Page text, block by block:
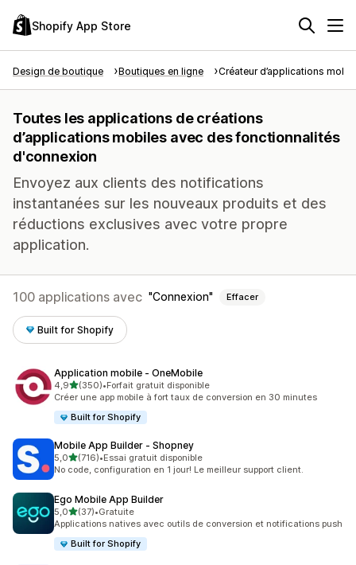
Shopify App Store
Design de boutique Boutiques en ligne Créateur d’applications
Toutes les applications de créations
d’applications mobiles avec des fonctionnalités
d'connexion
Envoyez aux clients des notifications
instantanées sur les nouveaux produits et des
réductions exclusives avec votre propre
application.
100 applications avec Connexion Effacer
Built for Shopify
Application mobile ‑ OneMobile
4,9étoile(s) sur 5
(350)
350 avis au total
•Forfait gratuit disponible
Créer une app mobile à fort taux de conversion en 30 minutes
Built for Shopify
Mobile App Builder ‑ Shopney
5,0étoile(s) sur 5
(716)
716 avis au total
•Essai gratuit disponible
No code, configuration en 1 jour! Le meilleur support client.
Ego Mobile App Builder
5,0étoile(s) sur 5
(37)
37 avis au total
•Gratuite
Applications natives avec outils de conversion et notifications push
Built for Shopify